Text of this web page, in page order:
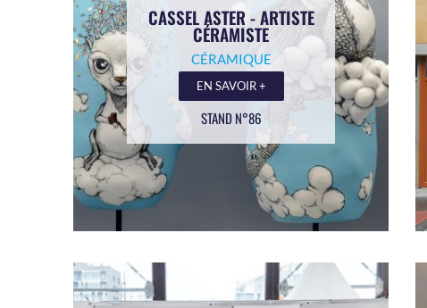
CASSEL ASTER - ARTISTE
CÉRAMISTE
CÉRAMIQUE
EN SAVOIR +
STAND N°86